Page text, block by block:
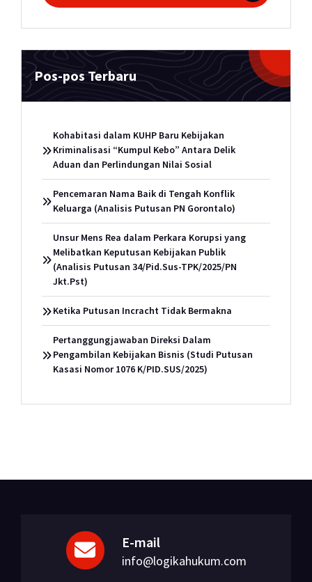
Pos-pos Terbaru
Kohabitasi dalam KUHP Baru Kebijakan
Kriminalisasi “Kumpul Kebo” Antara Delik
Aduan dan Perlindungan Nilai Sosial
Pencemaran Nama Baik di Tengah Konflik
Keluarga (Analisis Putusan PN Gorontalo)
Unsur Mens Rea dalam Perkara Korupsi yang
Melibatkan Keputusan Kebijakan Publik
(Analisis Putusan 34/Pid.Sus-TPK/2025/PN
Jkt.Pst)
Ketika Putusan Incracht Tidak Bermakna
Pertanggungjawaban Direksi Dalam
Pengambilan Kebijakan Bisnis (Studi Putusan
Kasasi Nomor 1076 K/PID.SUS/2025)
E-mail
info@logikahukum.com